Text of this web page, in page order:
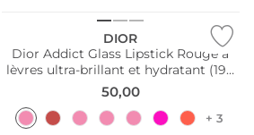
DIOR
Dior Addict Glass Lipstick Rouge à
lèvres ultra-brillant et hydratant (194
Sparkly Dice)
50,00
+ 3